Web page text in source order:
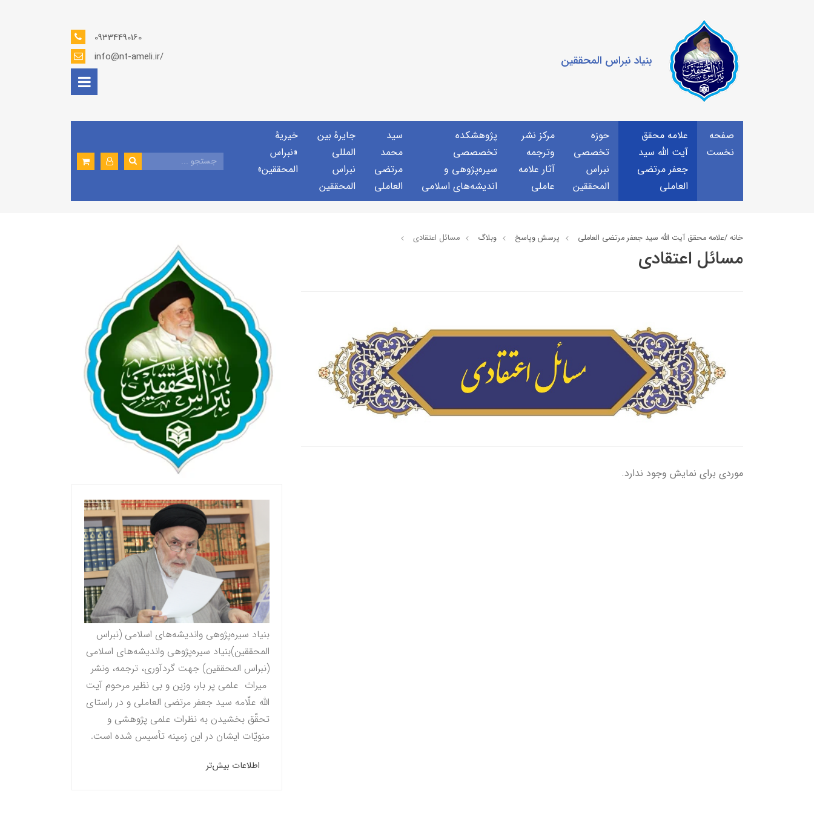
بنیاد نبراس المحققین
09334490160
info@nt-ameli.ir/
صفحه
نخست
علامه محقق
آیت الله سید
جعفر مرتضی
العاملی
حوزه
تخصصی
نبراس
المحققین
مركز نشر
وترجمه
آثار علامه
عاملی
پژوهشكده
تخصصصى
سیره‌پژوهی و
اندیشه‌های اسلامی
سید
محمد
مرتضی
العاملی
جايرهٔ بین
المللی
نبراس
المحققین
خيريهٔ
«نبراس
المحققين»
خانه /علامه محقق آیت الله سید جعفر مرتضی العاملی پرسش وپاسخ وبلاگ مسائل اعتقادی
مسائل اعتقادی
موردی برای نمایش وجود ندارد.
بنیاد سیره‌پژوهی واندیشه‌های اسلامی (نبراس
المحققين)بنیاد سیره‌پژوهی واندیشه‌های اسلامی
(نبراس المحققين) جهت گردآوری، ترجمه، ونشر
میراث علمی پر بار، وزین و بی نظیر مرحوم آيت
الله علّامه سيد جعفر مرتضى العاملى و در راستاى
تحقّق بخشيدن به نظرات علمى پژوهشى و
منویّات ايشان در این زمینه تأسیس شده است.
اطلاعات بیش‌تر